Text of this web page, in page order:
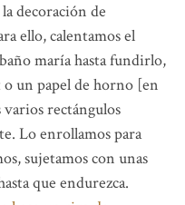
decoración de
ello, calentamos el
maría hasta fundirlo,
un papel de horno [en
rectángulos
Lo enrollamos para
sujetamos con unas
que endurezca.